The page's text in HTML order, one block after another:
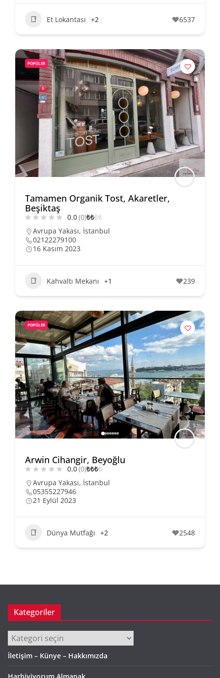
Et Lokantası +2 6537
POPÜLER
Tamamen Organik Tost, Akaretler,
Beşiktaş
0.0(0)₺₺₺₺
Avrupa Yakası, İstanbul
02122279100
16 Kasım 2023
Kahvaltı Mekanı +1 239
POPÜLER
Arwin Cihangir, Beyoğlu
0.0(0)₺₺₺₺
Avrupa Yakası, İstanbul
05355227946
21 Eylül 2023
Dünya Mutfağı +2 2548
Kategoriler
Kategoriler
İletişim – Künye – Hakkımızda